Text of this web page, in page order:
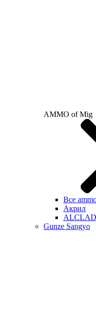
AMMO of Mig
Все
Акрил
Gunze Sangyo